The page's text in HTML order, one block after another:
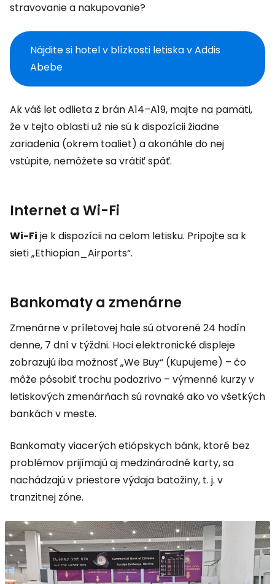
stravovanie a nakupovanie?
Nájdite si hotel v blízkosti letiska v Addis
Abebe
Ak váš let odlieta z brán A14–A19, majte na pamäti,
že v tejto oblasti už nie sú k dispozícii žiadne
zariadenia (okrem toaliet) a akonáhle do nej
vstúpite, nemôžete sa vrátiť späť.
Internet a Wi-Fi
Wi-Fi je k dispozícii na celom letisku. Pripojte sa k
sieti „Ethiopian_Airports“.
Bankomaty a zmenárne
Zmenárne v príletovej hale sú otvorené 24 hodín
denne, 7 dní v týždni. Hoci elektronické displeje
zobrazujú iba možnosť „We Buy“ (Kupujeme) – čo
môže pôsobiť trochu podozrivo – výmenné kurzy v
letiskových zmenárňach sú rovnaké ako vo všetkých
bankách v meste.
Bankomaty viacerých etiópskych bánk, ktoré bez
problémov prijímajú aj medzinárodné karty, sa
nachádzajú v priestore výdaja batožiny, t. j. v
tranzitnej zóne.